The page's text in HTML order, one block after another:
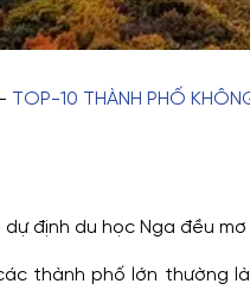
TOP-10 THÀNH PHỐ
định du học Nga đều
thành phố lớn thường